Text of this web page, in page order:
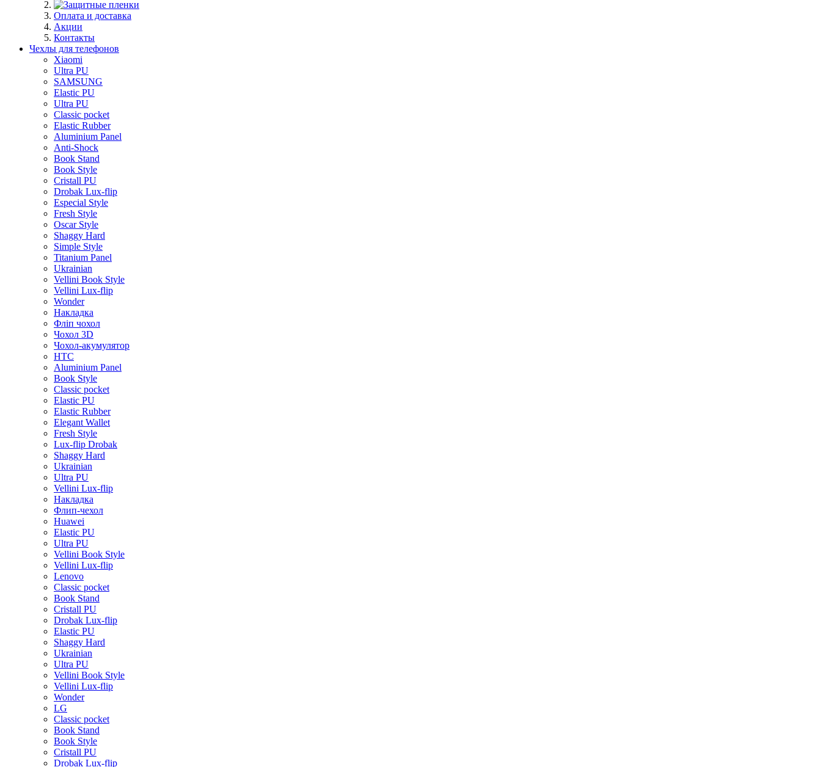
Оплата и доставка
Акции
Контакты
Чехлы для телефонов
Xiaomi
Ultra PU
SAMSUNG
Elastic PU
Ultra PU
Classic pocket
Elastic Rubber
Aluminium Panel
Anti-Shock
Book Stand
Book Style
Cristall PU
Drobak Lux-flip
Especial Style
Fresh Style
Oscar Style
Shaggy Hard
Simple Style
Titanium Panel
Ukrainian
Vellini Book Style
Vellini Lux-flip
Wonder
Накладка
Фліп чохол
Чохол 3D
Чохол-акумулятор
HTC
Aluminium Panel
Book Style
Classic pocket
Elastic PU
Elastic Rubber
Elegant Wallet
Fresh Style
Lux-flip Drobak
Shaggy Hard
Ukrainian
Ultra PU
Vellini Lux-flip
Накладка
Флип-чехол
Huawei
Elastic PU
Ultra PU
Vellini Book Style
Vellini Lux-flip
Lenovo
Classic pocket
Book Stand
Cristall PU
Drobak Lux-flip
Elastic PU
Shaggy Hard
Ukrainian
Ultra PU
Vellini Book Style
Vellini Lux-flip
Wonder
LG
Classic pocket
Book Stand
Book Style
Cristall PU
Drobak Lux-flip